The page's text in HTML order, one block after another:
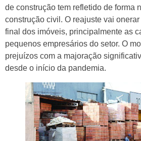
de construção tem refletido de forma
construção civil. O reajuste vai
final dos imóveis, principalmente as
pequenos empresários do setor. O
prejuízos com a majoração
desde o início da pandemia.